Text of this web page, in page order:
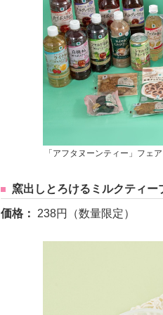
「アフタヌーンティー」フェア
窯出しとろけるミルクティー
価格： 238円（数量限定）